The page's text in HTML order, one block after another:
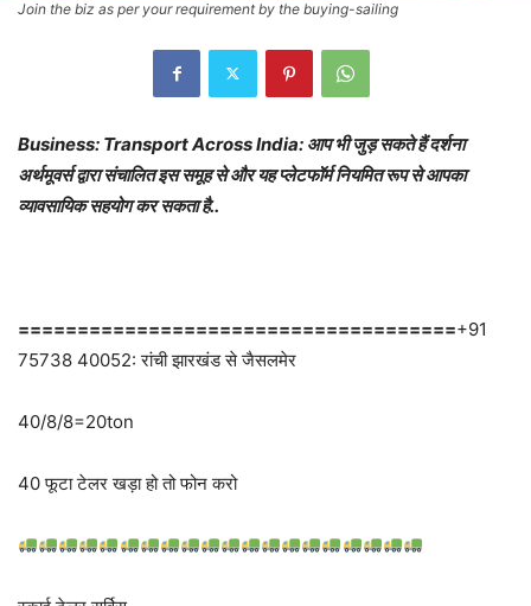
Join the biz as per your requirement by the buying-sailing
Business: Transport Across India: आप भी जुड़ सकते हैं दर्शना
अर्थमूवर्स द्वारा संचालित इस समूह से और यह प्लेटफॉर्म नियमित रूप से आपका
व्यावसायिक सहयोग कर सकता है..
=====================================+91
75738 40052: रांची झारखंड से जैसलमेर
40/8/8=20ton
40 फूटा टेलर खड़ा हो तो फोन करो